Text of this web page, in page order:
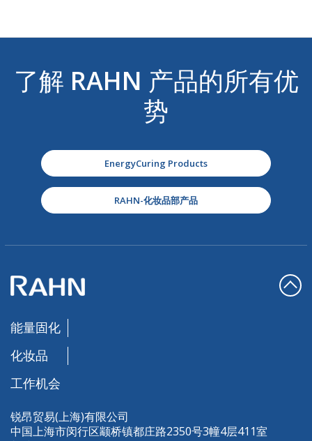
了解 RAHN 产品的所有优
势
EnergyCuring Products
RAHN-化妆品部产品
锐昂贸易(上海)有限公司
中国上海市闵行区颛桥镇都庄路2350号3幢4层411室
能量固化
化妆品
工作机会